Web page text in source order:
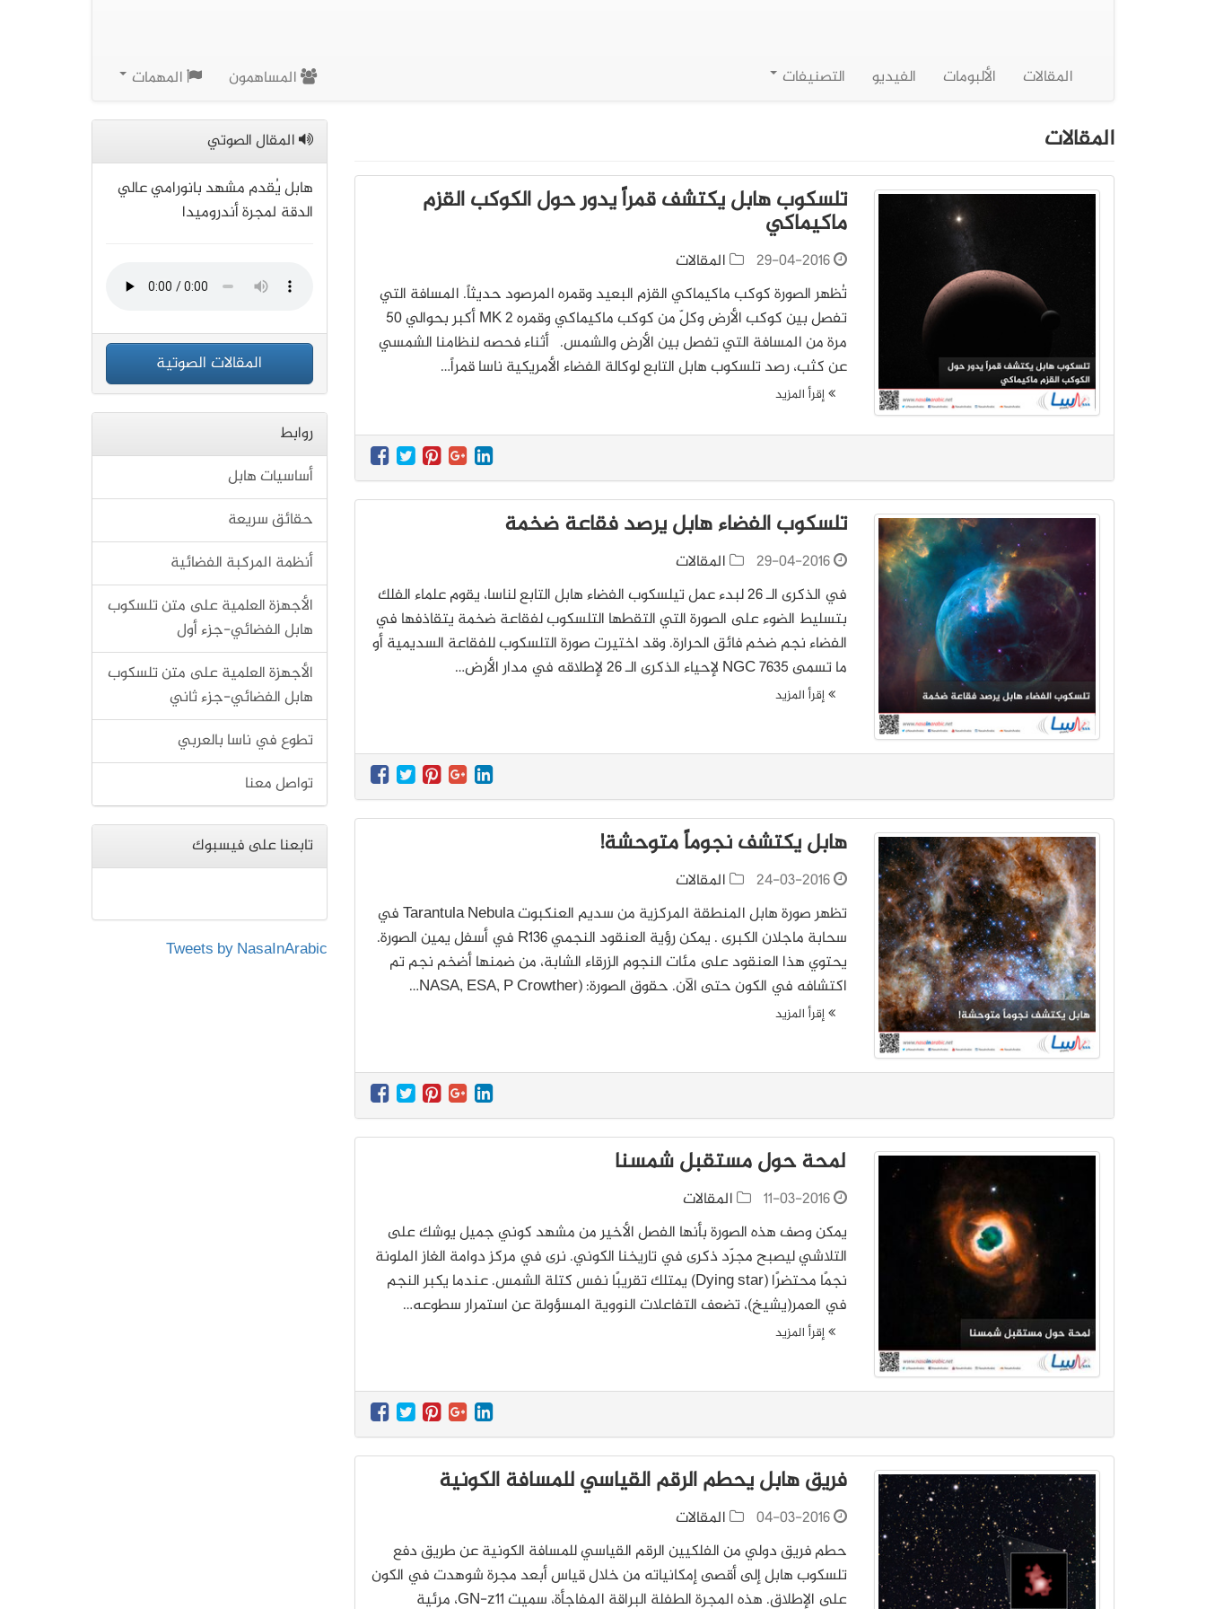
المقالات الألبومات الفيديو التصنيفات المساهمون المهمات
المقالات
تلسكوب هابل يكتشف قمراً يدور حول الكوكب القزم
ماكيماكي
29-04-2016
المقالات
تُظهر الصورة كوكب ماكيماكي القزم البعيد وقمره المرصود حديثاً. المسافة التي
تفصل بين كوكب الأرض وكلّ من كوكب ماكيماكي وقمره MK 2 أكبر بحوالي 50
مرة من المسافة التي تفصل بين الأرض والشمس. أثناء فحصه لنظامنا الشمسي
عن كثب، رصد تلسكوب هابل التابع لوكالة الفضاء الأمريكية ناسا قمراً…
إقرأ المزيد
تلسكوب الفضاء هابل يرصد فقاعة ضخمة
29-04-2016
المقالات
في الذكرى الـ 26 لبدء عمل تيلسكوب الفضاء هابل التابع لناسا، يقوم علماء الفلك
بتسليط الضوء على الصورة التي التقطها التلسكوب لفقاعة ضخمة يتقاذفها في
الفضاء نجم ضخم فائق الحرارة. وقد اختيرت صورة التلسكوب للفقاعة السديمية أو
ما تسمى NGC 7635 لإحياء الذكرى الـ 26 لإطلاقه في مدار الأرض…
إقرأ المزيد
هابل يكتشف نجوماً متوحشة!
24-03-2016
المقالات
تظهر صورة هابل المنطقة المركزية من سديم العنكبوت Tarantula Nebula في
سحابة ماجلان الكبرى . يمكن رؤية العنقود النجمي R136 في أسفل يمين الصورة.
يحتوي هذا العنقود على مئات النجوم الزرقاء الشابة، من ضمنها أضخم نجم تم
اكتشافه في الكون حتى الآن. حقوق الصورة: (NASA, ESA, P Crowther…
إقرأ المزيد
لمحة حول مستقبل شمسنا
11-03-2016
المقالات
يمكن وصف هذه الصورة بأنها الفصل الأخير من مشهد كوني جميل يوشك على
التلاشي ليصبح مجرّد ذكرى في تاريخنا الكوني. نرى في مركز دوامة الغاز الملونة
نجمًا محتضرًا (Dying star) يمتلك تقريبًا نفس كتلة الشمس. عندما يكبر النجم
في العمر(يشيخ)، تضعف التفاعلات النووية المسؤولة عن استمرار سطوعه…
إقرأ المزيد
فريق هابل يحطم الرقم القياسي للمسافة الكونية
04-03-2016
المقالات
حطم فريق دولي من الفلكيين الرقم القياسي للمسافة الكونية عن طريق دفع
تلسكوب هابل إلى أقصى إمكانياته من خلال قياس أبعد مجرة شوهدت في الكون
على الإطلاق. هذه المجرة الطفلة البراقة المفاجأة، سميت GN-z11، مرئية
المقال الصوتي
هابل يُقدم مشهد بانورامي عالي
الدقة لمجرة أندروميدا
المقالات الصوتية
روابط
أساسيات هابل
حقائق سريعة
أنظمة المركبة الفضائية
الأجهزة العلمية على متن تلسكوب
هابل الفضائي-جزء أول
الأجهزة العلمية على متن تلسكوب
هابل الفضائي-جزء ثاني
تطوع في ناسا بالعربي
تواصل معنا
تابعنا على فيسبوك
Tweets by NasaInArabic